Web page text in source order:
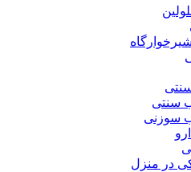
سنتی
سوزنی
در منزل